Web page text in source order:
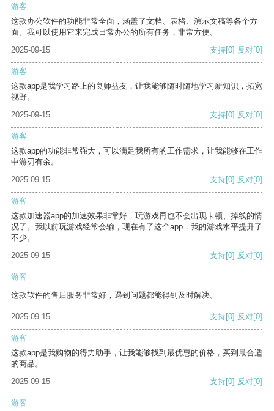
游客
这款办公软件的功能非常全面，涵盖了文档、表格、演示文稿等各个方
面。我可以使用它来完成日常办公的所有任务，非常方便。
2025-09-15
支持[0] 反对[0]
游客
这款app是我学习路上的良师益友，让我能够随时随地学习新知识，拓宽
视野。
2025-09-15
支持[0] 反对[0]
游客
这款app的功能非常强大，可以满足我所有的工作需求，让我能够在工作
中游刃有余。
2025-09-15
支持[0] 反对[0]
游客
这款加速器app的加速效果非常好，玩游戏再也不会出现卡顿、掉线的情
况了。我以前玩游戏经常会输，现在有了这个app，我的游戏水平提升了
不少。
2025-09-15
支持[0] 反对[0]
游客
这款软件的售后服务非常好，遇到问题都能得到及时解决。
2025-09-15 支持[0] 反对[0]
游客
这款app是我购物的得力助手，让我能够找到最优惠的价格，买到最合适
的商品。
2025-09-15
支持[0] 反对[0]
游客